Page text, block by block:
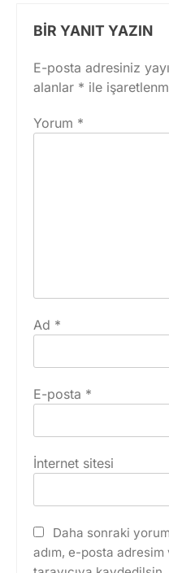
BIR YANIT YAZIN
E-posta adresiniz
alanlar * ile
Yorum *
Ad *
E-posta *
İnternet sitesi
Daha sonraki
adım, e-posta